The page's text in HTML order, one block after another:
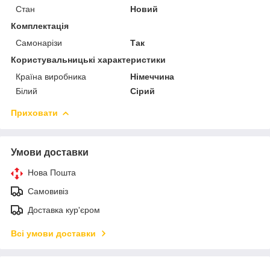
Стан
Новий
Комплектація
Самонарізи
Так
Користувальницькі характеристики
Країна виробника
Німеччина
Білий
Сірий
Приховати
Умови доставки
Нова Пошта
Самовивіз
Доставка кур'єром
Всі умови доставки